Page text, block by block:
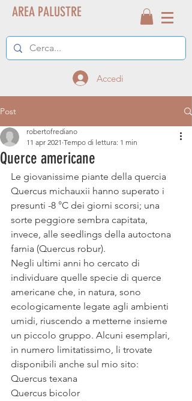
AREA PALUSTRE
Accedi
Post
Querce americane
robertofrediano
11 apr 2021 Tempo di lettura: 1 min
Le giovanissime piante della quercia
Quercus michauxii hanno superato i
presunti -8 °C dei giorni scorsi; una
sorte peggiore sembra capitata,
invece, alle seedlings della autoctona
farnia (Quercus robur).
Negli ultimi anni ho cercato di
individuare quelle specie di querce
americane che, in natura, sono
ecologicamente legate agli ambienti
umidi, riuscendo a metterne insieme
un piccolo gruppo. Alcuni esemplari,
in numero limitatissimo, li trovate
disponibili anche sul mio sito:
Quercus texana
Quercus bicolor